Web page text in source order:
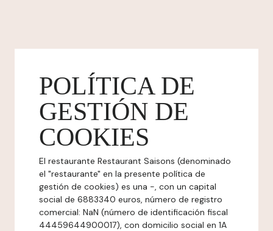
POLÍTICA DE
GESTIÓN DE
COOKIES
El restaurante Restaurant Saisons (denominado
el "restaurante" en la presente política de
gestión de cookies) es una -, con un capital
social de 6883340 euros, número de registro
comercial: NaN (número de identificación fiscal
44459644900017), con domicilio social en 1A